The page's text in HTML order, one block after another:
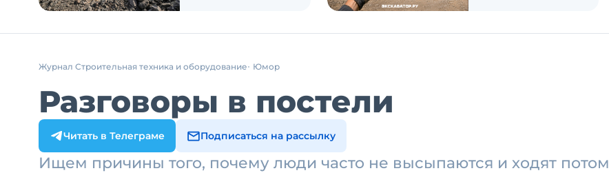
Журнал Строительная техника и оборудование Юмор
Разговоры в постели
Читать в Телеграме Подписаться на рассылку
Ищем причины того, почему люди часто не высыпаются и ходят потом